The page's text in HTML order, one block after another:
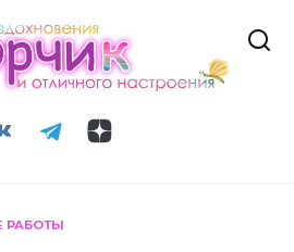
РАБОТЫ